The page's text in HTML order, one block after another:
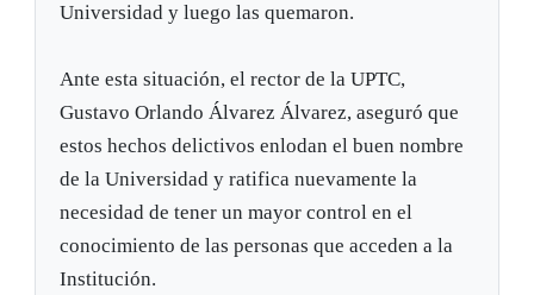
Universidad y luego las quemaron.
Ante esta situación, el rector de la UPTC,
Gustavo Orlando Álvarez Álvarez, aseguró que
estos hechos delictivos enlodan el buen nombre
de la Universidad y ratifica nuevamente la
necesidad de tener un mayor control en el
conocimiento de las personas que acceden a la
Institución.